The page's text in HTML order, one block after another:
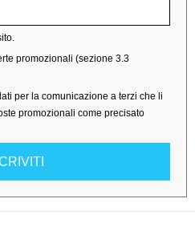
promozionali (sezione 3.3
per la comunicazione a terzi che li
promozionali come precisato